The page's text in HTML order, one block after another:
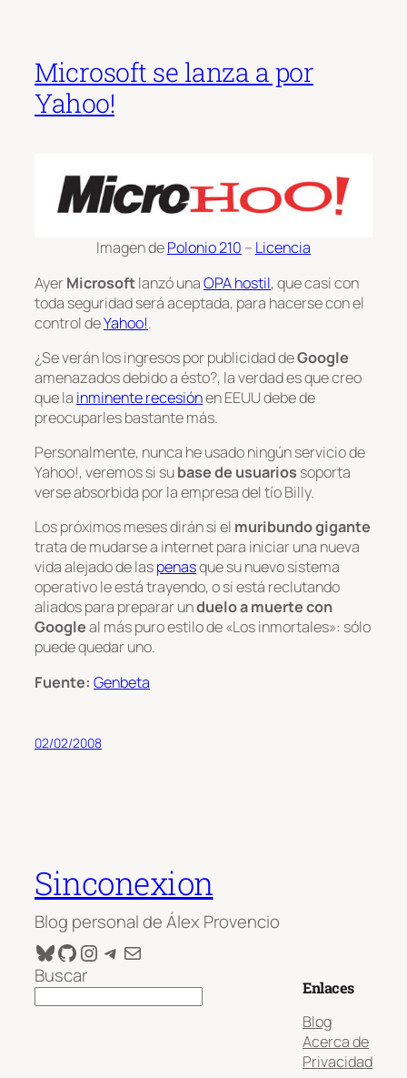
Microsoft se lanza a por
Yahoo!
Imagen dePolonio 210 – Licencia
AyerMicrosoftlanzó unaOPA hostil, que casi con
toda seguridad será aceptada, para hacerse con el
control deYahoo!.
¿Se verán los ingresos por publicidad deGoogle
amenazados debido a ésto?, la verdad es que creo
que la inminente recesiónen EEUU debe de
preocuparles bastante más.
Personalmente, nunca he usado ningún servicio de
Yahoo!, veremos si subase de usuarios soporta
verse absorbida por la empresa del tío Billy.
Los próximos meses dirán si el muribundo gigante
trata de mudarse a internet para iniciar una nueva
vida alejado de laspenasque su nuevo sistema
operativo le está trayendo, o si está reclutando
aliados para preparar unduelo a muerte con
Googleal más puro estilo de «Los inmortales»: sólo
puede quedar uno.
Fuente: Genbeta
02/02/2008
Sinconexion
Blog personal de Álex Provencio
Bluesky
GitHub
Instagram
Telegram
Correo electrónico
Buscar
Enlaces
Blog
Acerca de
Privacidad